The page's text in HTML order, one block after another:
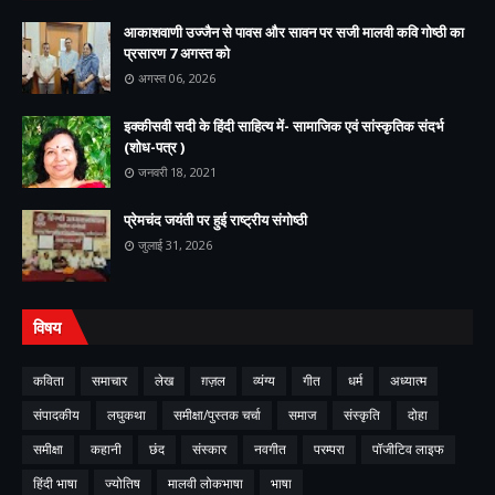
आकाशवाणी उज्जैन से पावस और सावन पर सजी मालवी कवि गोष्ठी का
प्रसारण 7 अगस्त को
अगस्त 06, 2026
इक्कीसवी सदी के हिंदी साहित्य में- सामाजिक एवं सांस्कृतिक संदर्भ
(शोध-पत्र )
जनवरी 18, 2021
प्रेमचंद जयंती पर हुई राष्ट्रीय संगोष्ठी
जुलाई 31, 2026
विषय
कविता समाचार लेख ग़ज़ल व्यंग्य गीत धर्म
अध्यात्म
संपादकीय
लघुकथा समीक्षा/पुस्तक चर्चा समाज संस्कृति
दोहा
समीक्षा
कहानी छंद संस्कार नवगीत परम्परा
पॉजीटिव लाइफ
हिंदी भाषा
ज्योतिष मालवी लोकभाषा भाषा